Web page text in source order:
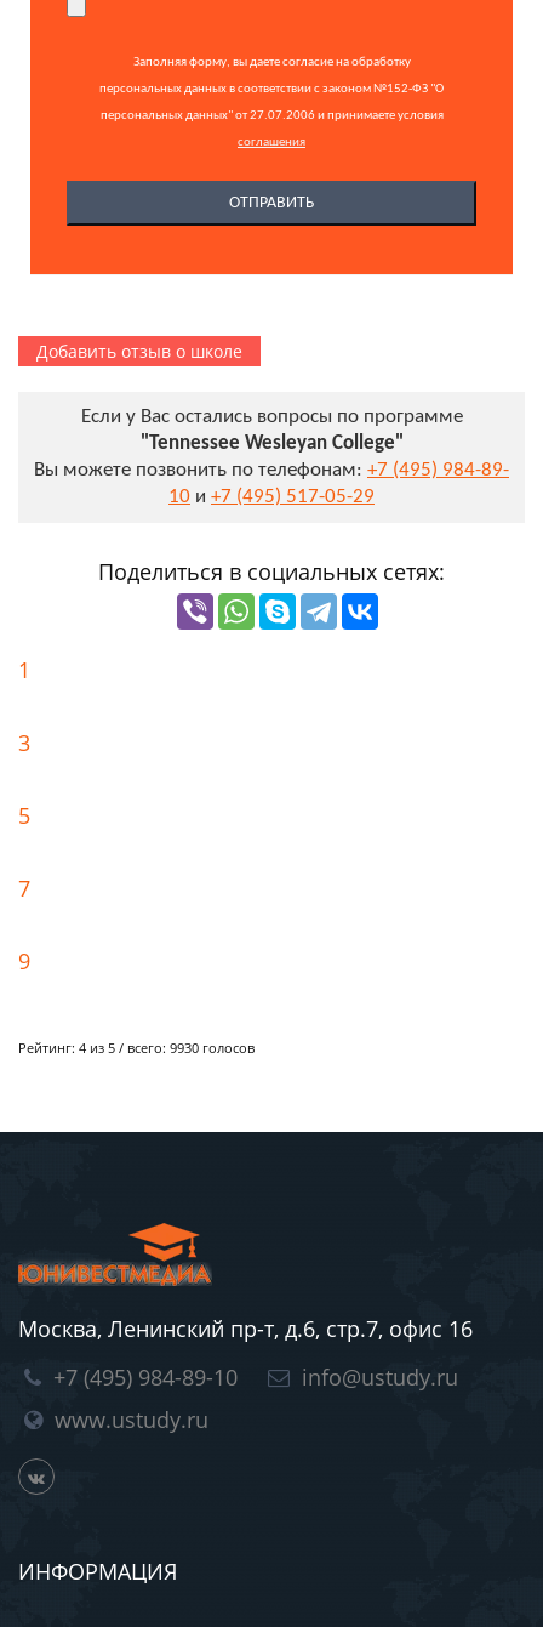
Заполняя форму, вы даете согласие на обработку
персональных данных в соответствии с законом №152-ФЗ "О
персональных данных" от 27.07.2006 и принимаете условия
соглашения
Добавить отзыв о школе
Если у Вас остались вопросы по программе
"Tennessee Wesleyan College"
Вы можете позвонить по телефонам: +7 (495) 984-89-
10 и +7 (495) 517-05-29
Поделиться в социальных сетях:
1
3
5
7
9
Рейтинг: 4 из 5 / всего: 9930 голосов
Москва, Ленинский пр-т, д.6, стр.7, офис 16
+7 (495) 984-89-10
info@ustudy.ru
www.ustudy.ru
ИНФОРМАЦИЯ